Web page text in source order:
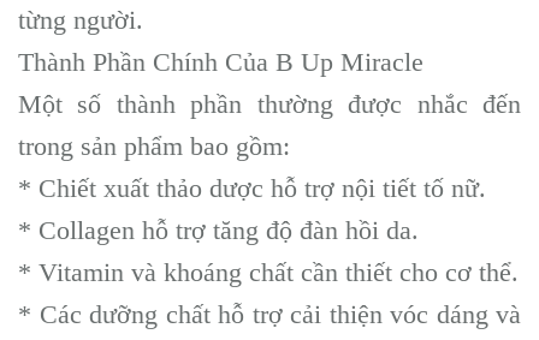
từng người.
Thành Phần Chính Của B Up Miracle
Một số thành phần thường được nhắc đến
trong sản phẩm bao gồm:
* Chiết xuất thảo dược hỗ trợ nội tiết tố nữ.
* Collagen hỗ trợ tăng độ đàn hồi da.
* Vitamin và khoáng chất cần thiết cho cơ thể.
* Các dưỡng chất hỗ trợ cải thiện vóc dáng và